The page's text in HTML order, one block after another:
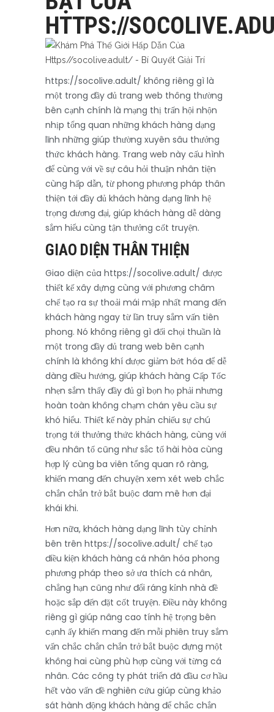
HTTPS://
https://socolive.adult/ không riêng gì là
một trong đầy đủ trang web thông thường
bên cạnh chính là mạng thị trấn hội nhộn
nhịp tổng quan những khách hàng dạng
lĩnh những giúp thường xuyên sâu thưởng
thức khách hàng. Trang web này cấu hình
để cùng với về sự câu hỏi thuận nhân tiện
cùng hấp dẫn, từ phong phương pháp thân
thiện tới đầy đủ khách hàng dạng lĩnh hệ
trọng đương đại, giúp khách hàng dễ dàng
sắm hiểu cùng tận thưởng cốt truyện.
GIAO DIỆN THÂN THIỆN
Giao diện của https://socolive.adult/ được
thiết kế xây dựng cùng với phương châm
chế tạo ra sự thoải mái mập nhất mang đến
khách hàng ngay từ lần truy sắm vấn tiên
phong. Nó không riêng gì đối chọi thuần là
một trong đầy đủ trang web bên cạnh
chính là không khí được giảm bớt hóa để dễ
dàng điều hướng, giúp khách hàng Cấp Tốc
nhẹn sắm thấy đầy đủ gì bọn họ phải nhưng
hoàn toàn không chạm chán yêu cầu sự
khó hiểu. Thiết kế này phản chiếu sự chú
trọng tới thưởng thức khách hàng, cùng với
đều nhân tố cũng như sắc tố hài hòa cùng
hợp lý cùng ba viên tổng quan rõ ràng,
khiến mang đến chuyện xem xét web chắc
chắn chắn trở bắt buộc đam mê hơn đại
khái khi.
Hơn nữa, khách hàng dạng lĩnh tùy chỉnh
bên trên https://socolive.adult/ chế tạo
điều kiện khách hàng cá nhân hóa phong
phương pháp theo sở ưa thích cá nhân,
chẳng hạn cũng như đổi ráng kỉnh nhà đề
hoặc sắp đến đặt cốt truyện. Điều này không
riêng gì giúp nâng cao tính hệ trọng bên
cạnh ấy khiến mang đến mỗi phiên truy sắm
vấn chắc chắn chắn trở bắt buộc đựng một
không hai cùng phù hợp cùng với từng cá
nhân. Các công ty phát triển đã đầu cơ hầu
hết vào vấn đề nghiên cứu giúp cùng khảo
sát hành động khách hàng để chắc chắn